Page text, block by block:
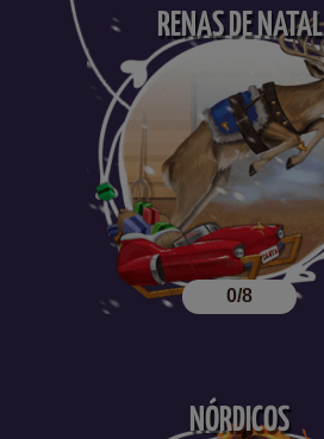
RENAS DE NATAL
0/8
NÓRDICOS